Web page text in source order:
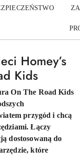
Homey’s
Kids
On The Road Kids
przygód i chcą
Łączy
dostosowaną do
które